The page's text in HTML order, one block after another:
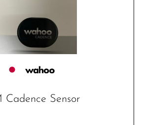
Cadence Sensor